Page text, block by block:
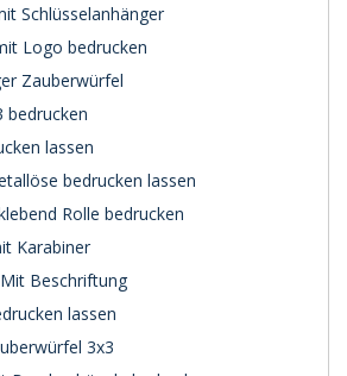
Schlüsselanhänger
Logo bedrucken
Zauberwürfel
bedrucken
lassen
bedrucken lassen
Rolle bedrucken
Karabiner
Beschriftung
lassen
3x3